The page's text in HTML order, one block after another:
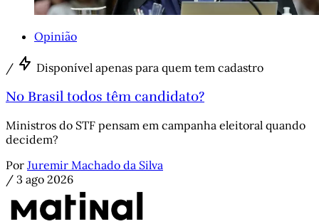
Opinião
/ Disponível apenas para quem tem cadastro
No Brasil todos têm candidato?
Ministros do STF pensam em campanha eleitoral quando
decidem?
Por Juremir Machado da Silva
/ 3 ago 2026